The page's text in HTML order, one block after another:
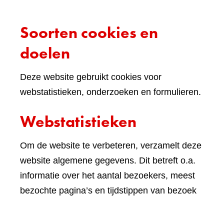
Soorten cookies en
doelen
Deze website gebruikt cookies voor
webstatistieken, onderzoeken en formulieren.
Webstatistieken
Om de website te verbeteren, verzamelt deze
website algemene gegevens. Dit betreft o.a.
informatie over het aantal bezoekers, meest
bezochte pagina’s en tijdstippen van bezoek